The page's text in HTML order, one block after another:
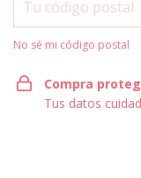
No sé mi código postal
Compra
Tus datos